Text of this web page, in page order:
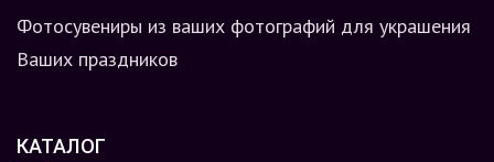
Фотосувениры из ваших фотографий для украшения
Ваших праздников
КАТАЛОГ